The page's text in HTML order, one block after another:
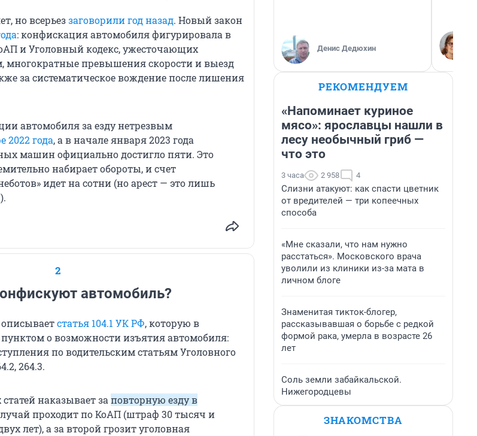
но всерьеззаговорили год назад. Новый закон
: конфискация автомобиля фигурировала в
и Уголовный кодекс, ужесточающих
многократные превышения скорости и выезд
за систематическое вождение после лишения
автомобиля за езду нетрезвым
2022 года, а в начале января 2023 года
машин официально достигло пяти. Это
набирает обороты, и счет
идет на сотни (но арест — это лишь
2
автомобиль?
статья 104.1 УК РФ, которую в
о возможности изъятия автомобиля:
по водительским статьям Уголовного
264.3.
наказывает за повторную езду в
проходит по КоАП (штраф 30 тысяч и
лет), а за второй грозит уголовная
Денис Дедюхин
РЕКОМЕНДУЕМ
«Напоминает куриное
мясо»: ярославцы нашли в
лесу необычный гриб —
что это
3 часа 2 958 4
Слизни атакуют: как спасти цветник
от вредителей — три копеечных
способа
«Мне сказали, что нам нужно
расстаться». Московского врача
уволили из клиники из-за мата в
личном блоге
Знаменитая тикток-блогер,
рассказывавшая о борьбе с редкой
формой рака, умерла в возрасте 26
лет
Соль земли забайкальской.
Нижегородцевы
ЗНАКОМСТВА